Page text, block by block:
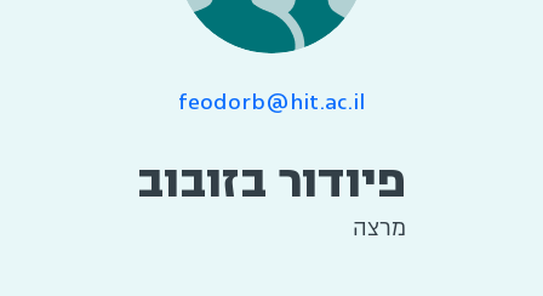
feodorb@hit.ac.il
פיודור בזובוב
מרצה